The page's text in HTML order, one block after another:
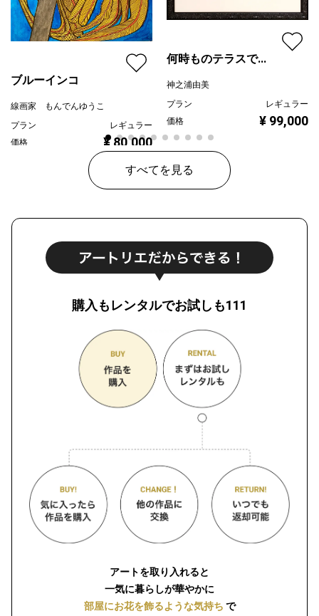
ブルーインコ
線画家 もんでんゆうこ
プラン
レギュラー
価格
¥ 80,000
何時ものテラスで...
神之浦由美
プラン
レギュラー
価格
¥ 99,000
すべてを見る
購入もレンタルでお試しも111
アートを取り入れると
一気に暮らしが華やかに
部屋にお花を飾るような気持ち で